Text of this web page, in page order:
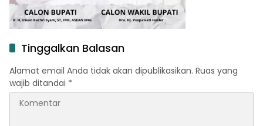
Tinggalkan Balasan
Alamat email Anda tidak akan dipublikasikan. Ruas yang
wajib ditandai *